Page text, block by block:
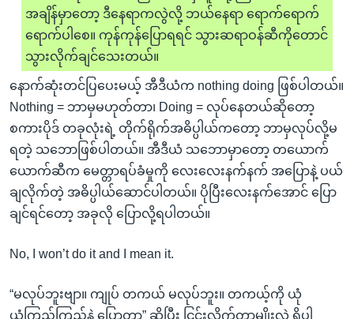
အချိန်မှာတော့ ဒီနေရာကလွဲလို့ ဘယ်နေရာ ရောက်ရောက်
ရောက်ပါစေ။ ကုန်ကုန်ပြောရရင် သွားဆရာဝန်ဆီကိုတောင်
သွားလိုက်ချင်သေးတယ်။
နောက်ဆုံးတင်ပြပေးမယ့် အီဒီယံက nothing doing ဖြစ်ပါတယ်။
Nothing = ဘာမှမဟုတ်တာ၊ Doing = လုပ်နေတယ်ဆိုတော့
စကားပိုဒ် တခုလုံးရဲ့ တိုက်ရိုက်အဓိပ္ပါယ်ကတော့ ဘာမှလုပ်လို့မ
ရတဲ့ သဘောဖြစ်ပါတယ်။ အီဒီယံ သဘောမှာတော့ တယောက်
ယောက်ဆီက မေတ္တာရပ်ခံမှုကို လေးလေးနက်နက် အပြောနဲ့ ပယ်
ချလိုက်တဲ့ အဓိပ္ပါယ်ဆောင်ပါတယ်။ ပိုပြီးလေးနက်အောင် ပြော
ချင်ရင်တော့ အခုလို ပြောလို့ရပါတယ်။
No, I won’t do it and I mean it.
“မလုပ်ဘူးဗျာ။ ကျုပ် တကယ် မလုပ်ဘူး။ တကယ့်ကို ယုံ
ယုံကြည်ကြည့်နဲ့ ပြောတာ” ဆိုပြီး ငြင်းလိုက်တာမျိုးလဲ ရှိပါ